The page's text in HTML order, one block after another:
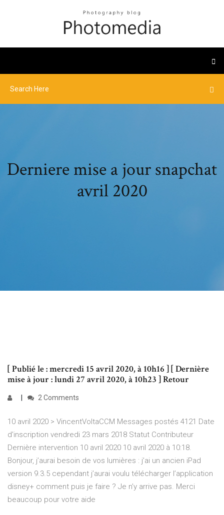
Derniere mise a jour snapchat
avril 2020
[ Publié le : mercredi 15 avril 2020, à 10h16 ] [ Dernière
mise à jour : lundi 27 avril 2020, à 10h23 ] Retour
2 Comments
10 avril 2020 > VincentVoltaCCM Messages postés 4121 Date
d'inscription vendredi 23 mars 2018 Statut Contributeur
Dernière intervention 10 avril 2020 10 avril 2020 à 10:18.
Bonjour, j’aurai besoin de vos lumières : j’ai un ancien iPad
version 9.3.5 cependant j’aurai voulu télécharger l’application
disney+ comment puis je faire ? Je n’y arrive pas. Merci
beaucoup pour votre aide